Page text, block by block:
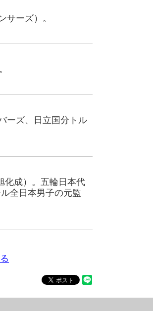
サーズ）。
ーズ、日立国分トル
化成）。五輪日本代
全日本男子の元監